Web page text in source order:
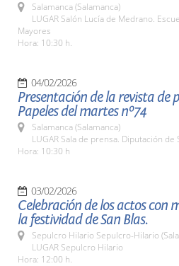
Salamanca (Salamanca)
LUGAR Salón Lucía de Medrano.
Mayores
Hora: 10:30 h.
04/02/2026
Presentación de la revista de
Papeles del martes nº74
Salamanca (Salamanca)
LUGAR Sala de prensa. Diputación de
Hora: 10:30 h
03/02/2026
Celebración de los actos con
la festividad de San Blas.
Sepulcro Hilario Sepulcro-Hilario
LUGAR Sepulcro Hilario
Hora: 12:00 h.